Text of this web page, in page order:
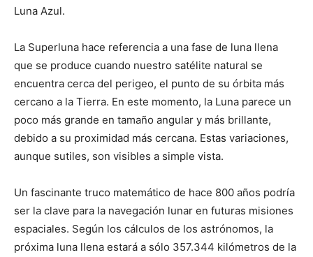
Luna Azul.
La Superluna hace referencia a una fase de luna llena
que se produce cuando nuestro satélite natural se
encuentra cerca del perigeo, el punto de su órbita más
cercano a la Tierra. En este momento, la Luna parece un
poco más grande en tamaño angular y más brillante,
debido a su proximidad más cercana. Estas variaciones,
aunque sutiles, son visibles a simple vista.
Un fascinante truco matemático de hace 800 años podría
ser la clave para la navegación lunar en futuras misiones
espaciales. Según los cálculos de los astrónomos, la
próxima luna llena estará a sólo 357.344 kilómetros de la